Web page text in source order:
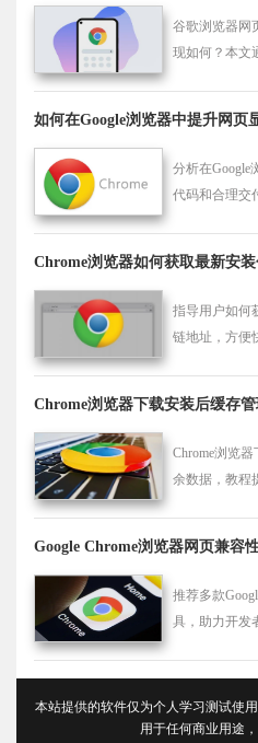
谷歌浏览器网
现如何？本文
如何在Google浏览器中提升网页
分析在Google
代码和合理交
Chrome浏览器如何获取最新安
指导用户如何
链地址，方便
Chrome浏览器下载安装后缓存
Chrome浏览
余数据，教程
Google Chrome浏览器网页兼容
推荐多款
具，助力开发
本站提供的软件仅为个人学习测试使
用于任何商业用途